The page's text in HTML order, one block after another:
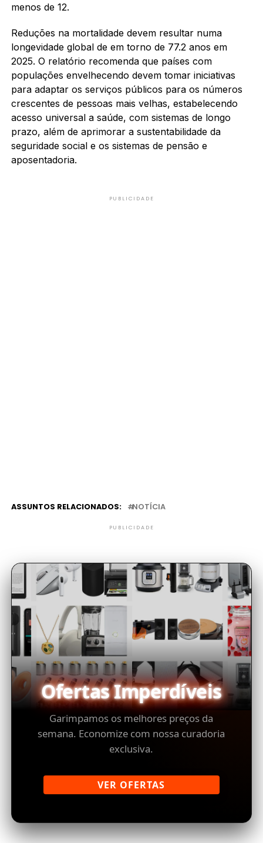
menos de 12.
Reduções na mortalidade devem resultar numa
longevidade global de em torno de 77.2 anos em
2025. O relatório recomenda que países com
populações envelhecendo devem tomar iniciativas
para adaptar os serviços públicos para os números
crescentes de pessoas mais velhas, estabelecendo
acesso universal a saúde, com sistemas de longo
prazo, além de aprimorar a sustentabilidade da
seguridade social e os sistemas de pensão e
aposentadoria.
PUBLICIDADE
ASSUNTOS RELACIONADOS: NOTÍCIA
PUBLICIDADE
Ofertas Imperdíveis
Garimpamos os melhores preços da
semana. Economize com nossa curadoria
exclusiva.
VER OFERTAS